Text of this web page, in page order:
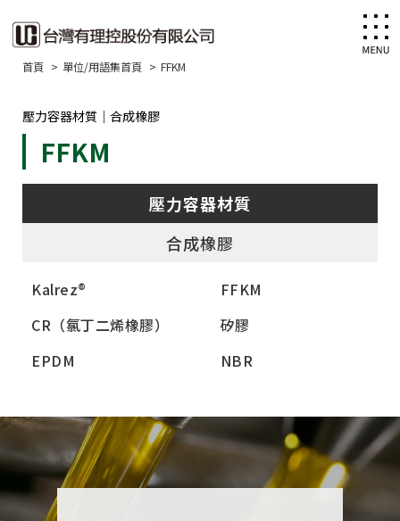
首頁 單位/用語集首頁 FFKM
壓力容器材質｜合成橡膠
FFKM
壓力容器材質
合成橡膠
Kalrez®
FFKM
CR（氯丁二烯橡膠）
矽膠
EPDM
NBR